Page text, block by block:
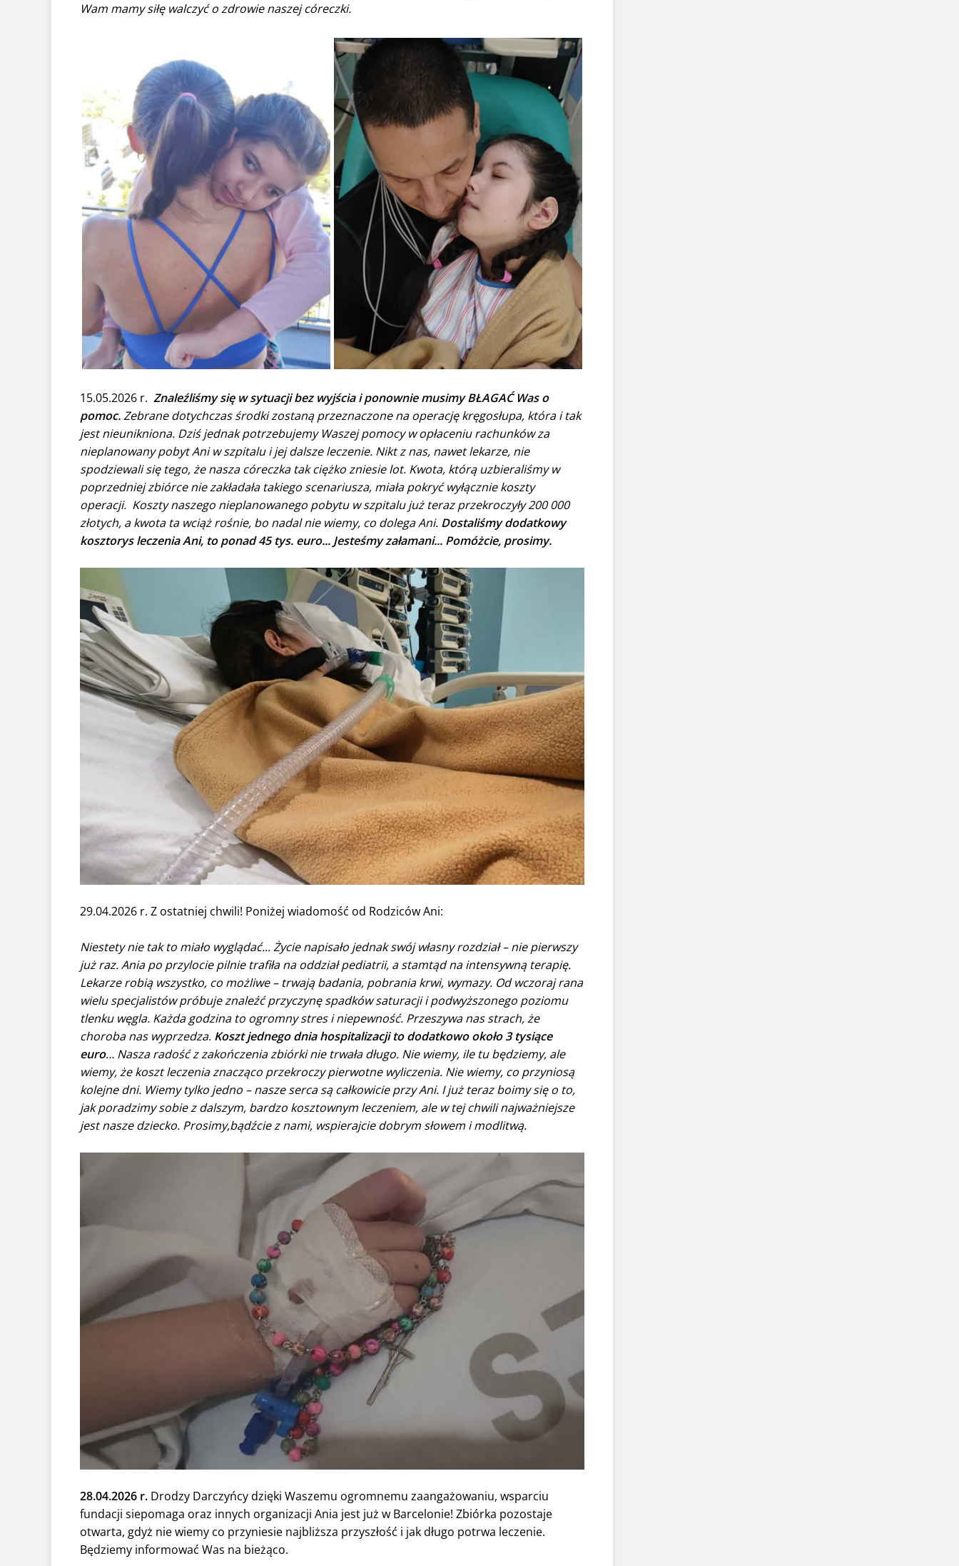
Wam mamy siłę walczyć o zdrowie naszej córeczki.
15.05.2026 r. Znaleźliśmy się w sytuacji bez wyjścia i ponownie musimy BŁAGAĆ Was o
pomoc.Zebrane dotychczas środki zostaną przeznaczone na operację kręgosłupa, która i tak
jest nieunikniona. Dziś jednak potrzebujemy Waszej pomocy w opłaceniu rachunków za
nieplanowany pobyt Ani w szpitalu i jej dalsze leczenie. Nikt z nas, nawet lekarze, nie
spodziewali się tego, że nasza córeczka tak ciężko zniesie lot. Kwota, którą uzbieraliśmy w
poprzedniej zbiórce nie zakładała takiego scenariusza, miała pokryć wyłącznie koszty
operacji. Koszty naszego nieplanowanego pobytu w szpitalu już teraz przekroczyły 200 000
złotych, a kwota ta wciąż rośnie, bo nadal nie wiemy, co dolega Ani. Dostaliśmy dodatkowy
kosztorys leczenia Ani, to ponad 45 tys. euro... Jesteśmy załamani... Pomóżcie, prosimy.
29.04.2026 r. Z ostatniej chwili! Poniżej wiadomość od Rodziców Ani:
Niestety nie tak to miało wyglądać... Życie napisało jednak swój własny rozdział – nie pierwszy
już raz. Ania po przylocie pilnie trafiła na oddział pediatrii, a stamtąd na intensywną terapię.
Lekarze robią wszystko, co możliwe – trwają badania, pobrania krwi, wymazy. Od wczoraj rana
wielu specjalistów próbuje znaleźć przyczynę spadków saturacji i podwyższonego poziomu
tlenku węgla. Każda godzina to ogromny stres i niepewność. Przeszywa nas strach, że
choroba nas wyprzedza. Koszt jednego dnia hospitalizacji to dodatkowo około 3 tysiące
euro… Nasza radość z zakończenia zbiórki nie trwała długo. Nie wiemy, ile tu będziemy, ale
wiemy, że koszt leczenia znacząco przekroczy pierwotne wyliczenia. Nie wiemy, co przyniosą
kolejne dni. Wiemy tylko jedno – nasze serca są całkowicie przy Ani. I już teraz boimy się o to,
jak poradzimy sobie z dalszym, bardzo kosztownym leczeniem, ale w tej chwili najważniejsze
jest nasze dziecko. Prosimy,bądźcie z nami, wspierajcie dobrym słowem i modlitwą.
28.04.2026 r. Drodzy Darczyńcy dzięki Waszemu ogromnemu zaangażowaniu, wsparciu
fundacji siepomaga oraz innych organizacji Ania jest już w Barcelonie! Zbiórka pozostaje
otwarta, gdyż nie wiemy co przyniesie najbliższa przyszłość i jak długo potrwa leczenie.
Będziemy informować Was na bieżąco.